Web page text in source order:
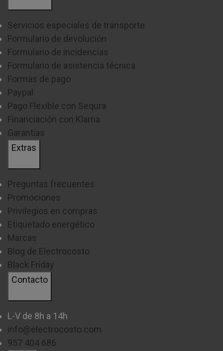
Servicios especiales de transporte
Formulario de devolución
Formulario de incidencias
Formulario de asistencia técnica
Formas de pago
Paypal
Pago Flexible con Sequra
Financiación con Klarna
Garantías
Extras
Preguntas frecuentes
Promociones
Privilegios en compras
Etiquetado energético
Marcas
Blog de Electrocosto
Black Friday
Contacto
L-V de 8h a 14h
info@electrocosto.com
957 404 686